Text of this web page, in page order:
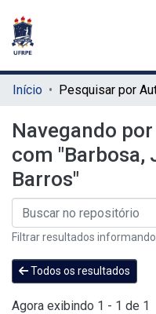
Início Pesquisar por
Navegando
com "Barbosa,
Barros"
Filtrar resultados
Todos os resultados
Agora exibindo 1 - 1 de 1